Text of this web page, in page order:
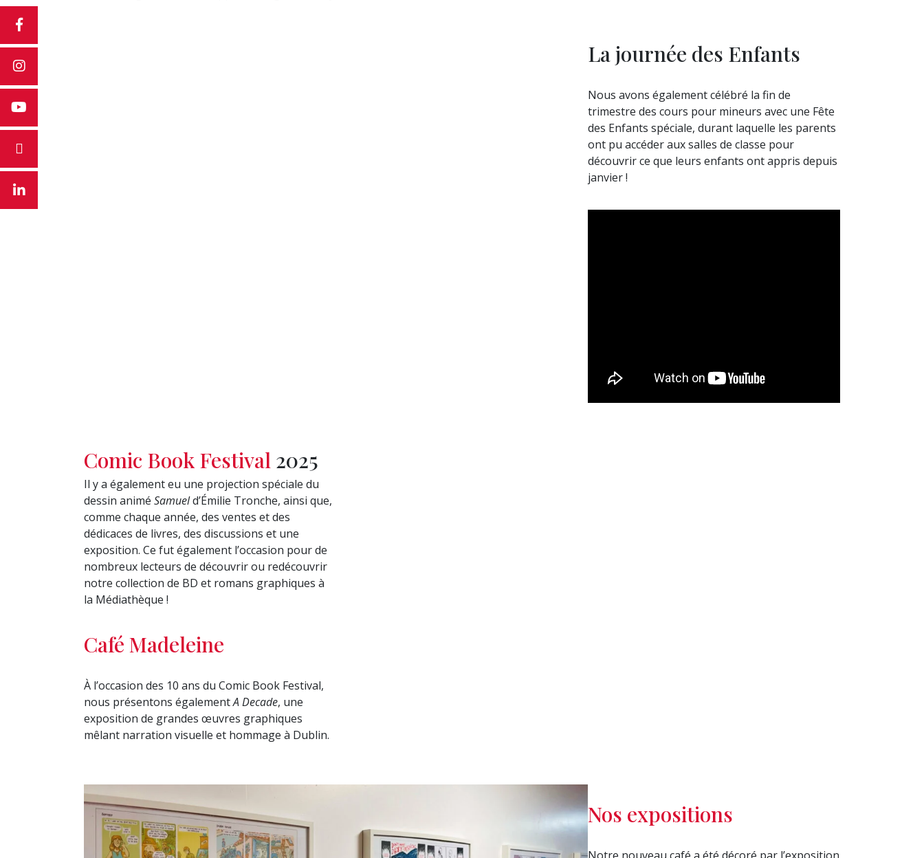
La journée des Enfants
Nous avons également célébré la fin de
trimestre des cours pour mineurs avec une Fête
des Enfants spéciale, durant laquelle les parents
ont pu accéder aux salles de classe pour
découvrir ce que leurs enfants ont appris depuis
janvier !
Comic Book Festival 2025
Il y a également eu une projection spéciale du
dessin animé Samueld’Émilie Tronche, ainsi que,
comme chaque année, des ventes et des
dédicaces de livres, des discussions et une
exposition. Ce fut également l’occasion pour de
nombreux lecteurs de découvrir ou redécouvrir
notre collection de BD et romans graphiques à
la Médiathèque !
Café Madeleine
À l’occasion des 10 ans du Comic Book Festival,
nous présentons égalementA Decade, une
exposition de grandes œuvres graphiques
mêlant narration visuelle et hommage à Dublin.
Nos expositions
Notre nouveau café a été décoré par l’exposition